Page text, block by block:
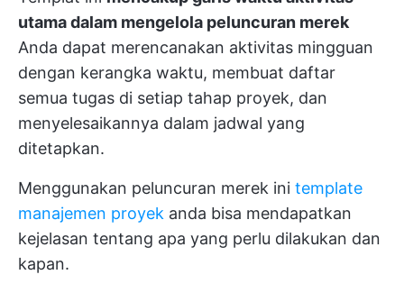
utama dalam mengelola peluncuran merek
Anda dapat merencanakan aktivitas mingguan
dengan kerangka waktu, membuat daftar
semua tugas di setiap tahap proyek, dan
menyelesaikannya dalam jadwal yang
ditetapkan.
Menggunakan peluncuran merek ini template
manajemen proyek anda bisa mendapatkan
kejelasan tentang apa yang perlu dilakukan dan
kapan.